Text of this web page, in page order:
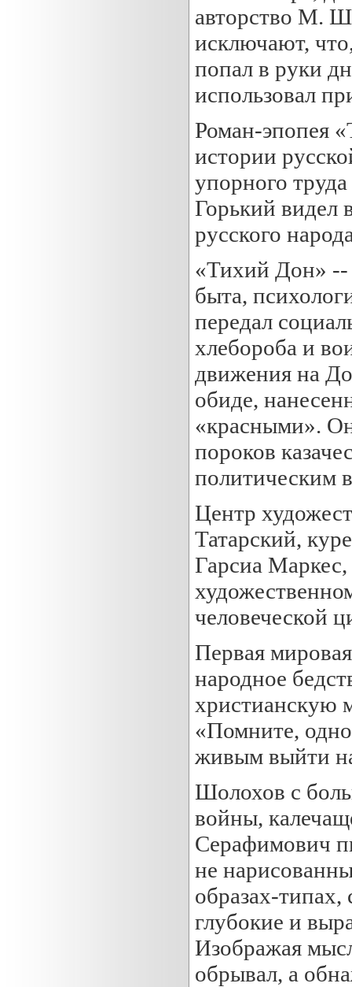
авторство М.
исключают,
попал в руки
использовал
Роман-эпопея
истории
упорного
Горький видел
русского
«Тихий Дон» --
быта,
передал
хлебороба и
движения на
обиде,
«красными».
пороков
политическим
Центр
Татарский,
Гарсиа
человеческой
Первая
народное
христианскую
«Помните,
живым выйти
Шолохов с
войны,
Серафимович
не
образах-
глубокие и
Изображая
обрывал, а